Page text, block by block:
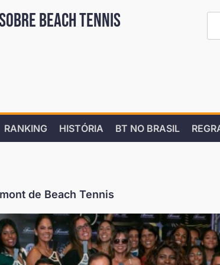
Beach Tennis
RANKING HISTÓRIA BT NO BRASIL
de Beach Tennis